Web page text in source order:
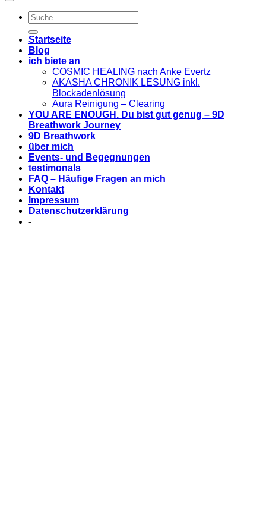
Startseite
Blog
ich biete an
COSMIC HEALING nach Anke Evertz
AKASHA CHRONIK LESUNG inkl.
Blockadenlösung
Aura Reinigung – Clearing
YOU ARE ENOUGH. Du bist gut genug – 9D
Breathwork Journey
9D Breathwork
über mich
Events- und Begegnungen
testimonals
FAQ – Häufige Fragen an mich
Kontakt
Impressum
Datenschutzerklärung
-